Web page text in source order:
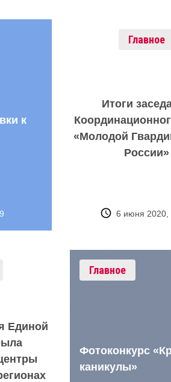
к
Главное
Итоги
«Молодой
России»
6 июня 2020,
Единой
Главное
Фотоконкурс
каникулы»